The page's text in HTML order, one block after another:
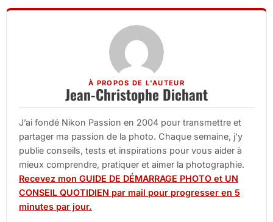
À PROPOS DE L'AUTEUR
Jean-Christophe Dichant
J’ai fondé Nikon Passion en 2004 pour transmettre et
partager ma passion de la photo. Chaque semaine, j’y
publie conseils, tests et inspirations pour vous aider à
mieux comprendre, pratiquer et aimer la photographie.
Recevez mon GUIDE DE DÉMARRAGE PHOTO et UN
CONSEIL QUOTIDIEN par mail pour progresser en 5
minutes par jour.